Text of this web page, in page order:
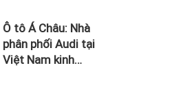
sau nửa năm
Ô tô Á Châu: Nhà
phân phối Audi tại
Việt Nam kinh